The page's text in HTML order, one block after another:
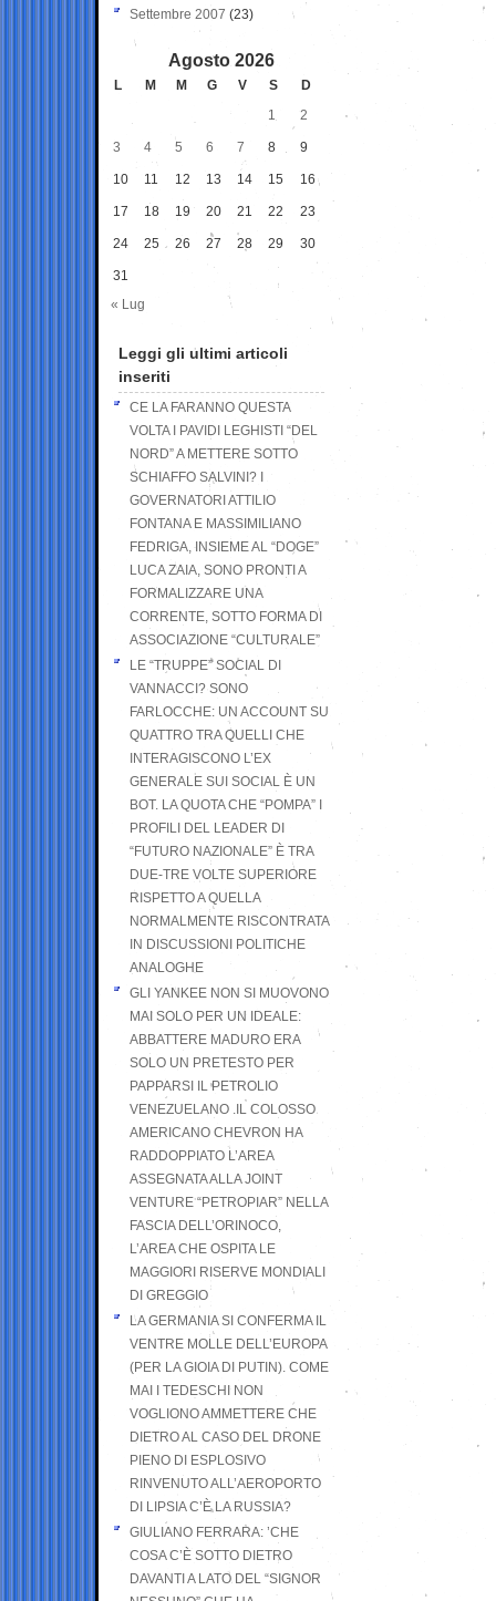
Settembre 2007 (23)
Agosto 2026
L M M G V S
D
1
2
3 4 5 6 7 8 9
10 11 12 13 14 15 16
17 18 19 20 21 22 23
24 25 26 27 28 29 30
31
« Lug
Leggi gli ultimi articoli
inseriti
CE LA FARANNO QUESTA
VOLTA I PAVIDI LEGHISTI “DEL
NORD” A METTERE SOTTO
SCHIAFFO SALVINI? I
GOVERNATORI ATTILIO
FONTANA E MASSIMILIANO
FEDRIGA, INSIEME AL “DOGE”
LUCA ZAIA, SONO PRONTI A
FORMALIZZARE UNA
CORRENTE, SOTTO FORMA DI
ASSOCIAZIONE “CULTURALE”
LE “TRUPPE” SOCIAL DI
VANNACCI? SONO
FARLOCCHE: UN ACCOUNT SU
QUATTRO TRA QUELLI CHE
INTERAGISCONO L’EX
GENERALE SUI SOCIAL È UN
BOT. LA QUOTA CHE “POMPA” I
PROFILI DEL LEADER DI
“FUTURO NAZIONALE” È TRA
DUE-TRE VOLTE SUPERIORE
RISPETTO A QUELLA
NORMALMENTE RISCONTRATA
IN DISCUSSIONI POLITICHE
ANALOGHE
GLI YANKEE NON SI MUOVONO
MAI SOLO PER UN IDEALE:
ABBATTERE MADURO ERA
SOLO UN PRETESTO PER
PAPPARSI IL PETROLIO
VENEZUELANO .IL COLOSSO
AMERICANO CHEVRON HA
RADDOPPIATO L’AREA
ASSEGNATA ALLA JOINT
VENTURE “PETROPIAR” NELLA
FASCIA DELL’ORINOCO,
L’AREA CHE OSPITA LE
MAGGIORI RISERVE MONDIALI
DI GREGGIO
LA GERMANIA SI CONFERMA IL
VENTRE MOLLE DELL’EUROPA
(PER LA GIOIA DI PUTIN). COME
MAI I TEDESCHI NON
VOGLIONO AMMETTERE CHE
DIETRO AL CASO DEL DRONE
PIENO DI ESPLOSIVO
RINVENUTO ALL’AEROPORTO
DI LIPSIA C’È LA RUSSIA?
GIULIANO FERRARA: ’CHE
COSA C’È SOTTO DIETRO
DAVANTI A LATO DEL “SIGNOR